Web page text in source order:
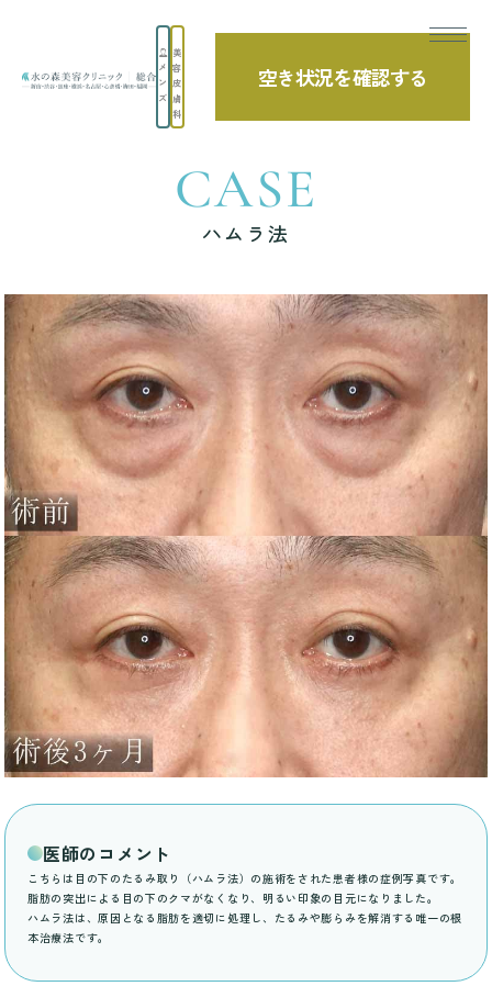
メ
ン
ズ
美
容
皮
膚
科
空き状況を確認する
TOP 症例写真 ハムラ法
CASE
ハムラ法
医師のコメント
こちらは目の下のたるみ取り（ハムラ法）の施術をされた患者様の症例写真です。
脂肪の突出による目の下のクマがなくなり、明るい印象の目元になりました。
ハムラ法は、原因となる脂肪を適切に処理し、たるみや膨らみを解消する唯一の根
本治療法です。